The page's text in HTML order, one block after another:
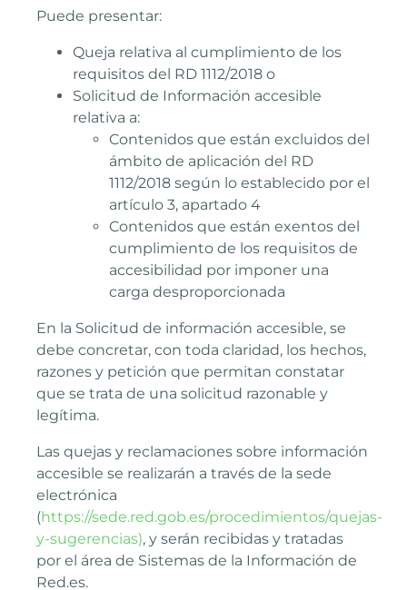
Puede presentar:
Queja relativa al cumplimiento de los
requisitos del RD 1112/2018 o
Solicitud de Información accesible
relativa a:
Contenidos que están excluidos del
ámbito de aplicación del RD
1112/2018 según lo establecido por el
artículo 3, apartado 4
Contenidos que están exentos del
cumplimiento de los requisitos de
accesibilidad por imponer una
carga desproporcionada
En la Solicitud de información accesible, se
debe concretar, con toda claridad, los hechos,
razones y petición que permitan constatar
que se trata de una solicitud razonable y
legítima.
Las quejas y reclamaciones sobre información
accesible se realizarán a través de la sede
electrónica
(https://sede.red.gob.es/procedimientos/quejas-
y-sugerencias), y serán recibidas y tratadas
por el área de Sistemas de la Información de
Red.es.